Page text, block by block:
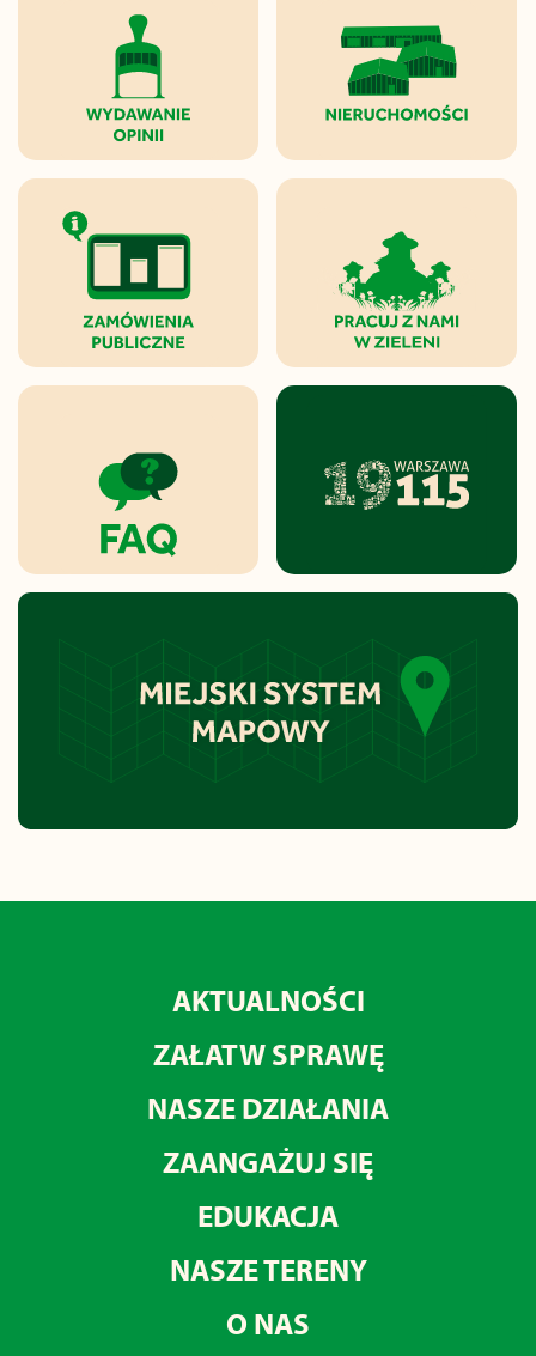
AKTUALNOŚCI
ZAŁATW SPRAWĘ
NASZE DZIAŁANIA
ZAANGAŻUJ SIĘ
EDUKACJA
NASZE TERENY
O NAS